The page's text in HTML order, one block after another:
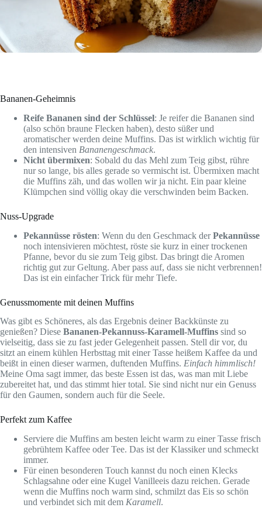
Bananen-Geheimnis
Reife Bananen sind der Schlüssel: Je reifer die Bananen sind
(also schön braune Flecken haben), desto süßer und
aromatischer werden deine Muffins. Das ist wirklich wichtig für
den intensiven Bananengeschmack.
Nicht übermixen: Sobald du das Mehl zum Teig gibst, rühre
nur so lange, bis alles gerade so vermischt ist. Übermixen macht
die Muffins zäh, und das wollen wir ja nicht. Ein paar kleine
Klümpchen sind völlig okay die verschwinden beim Backen.
Nuss-Upgrade
Pekannüsse rösten: Wenn du den Geschmack derPekannüsse
noch intensivieren möchtest, röste sie kurz in einer trockenen
Pfanne, bevor du sie zum Teig gibst. Das bringt die Aromen
richtig gut zur Geltung. Aber pass auf, dass sie nicht verbrennen!
Das ist ein einfacher Trick für mehr Tiefe.
Genussmomente mit deinen Muffins
Was gibt es Schöneres, als das Ergebnis deiner Backkünste zu
genießen? Diese Bananen-Pekannuss-Karamell-Muffins sind so
vielseitig, dass sie zu fast jeder Gelegenheit passen. Stell dir vor, du
sitzt an einem kühlen Herbsttag mit einer Tasse heißem Kaffee da und
beißt in einen dieser warmen, duftenden Muffins. Einfach himmlisch!
Meine Oma sagt immer, das beste Essen ist das, was man mit Liebe
zubereitet hat, und das stimmt hier total. Sie sind nicht nur ein Genuss
für den Gaumen, sondern auch für die Seele.
Perfekt zum Kaffee
Serviere die Muffins am besten leicht warm zu einer Tasse frisch
gebrühtem Kaffee oder Tee. Das ist der Klassiker und schmeckt
immer.
Für einen besonderen Touch kannst du noch einen Klecks
Schlagsahne oder eine Kugel Vanilleeis dazu reichen. Gerade
wenn die Muffins noch warm sind, schmilzt das Eis so schön
und verbindet sich mit dem Karamell.